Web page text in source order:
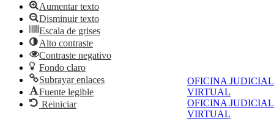
OFICINA JUDICIAL
VIRTUAL
OFICINA JUDICIAL
VIRTUAL
Aumentar texto
Disminuir texto
Escala de grises
Alto contraste
Contraste negativo
Fondo claro
Subrayar enlaces
Fuente legible
Reiniciar